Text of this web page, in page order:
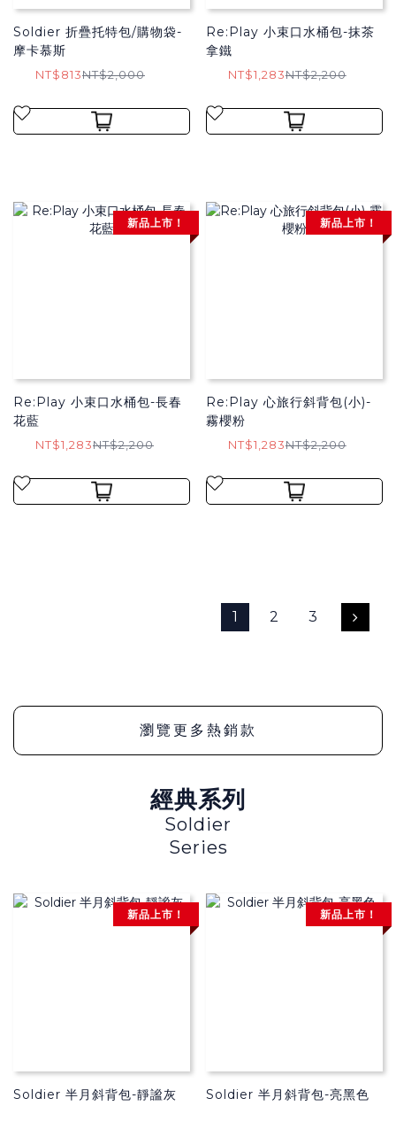
Soldier 折疊托特包/購物袋​-
摩卡慕斯
NT$813NT$2,000
Re:Play 小束口水桶包-抹茶
拿鐵
NT$1,283NT$2,200
新品上市！
Re:Play 小束口水桶包-長春
花藍
NT$1,283NT$2,200
新品上市！
Re:Play 心旅行斜背包(小)-
霧櫻粉
NT$1,283NT$2,200
1 2 3
瀏覽更多熱銷款
經典系列
Soldier
Series
新品上市！
Soldier 半月斜背包-靜謐灰
新品上市！
Soldier 半月斜背包-亮黑色